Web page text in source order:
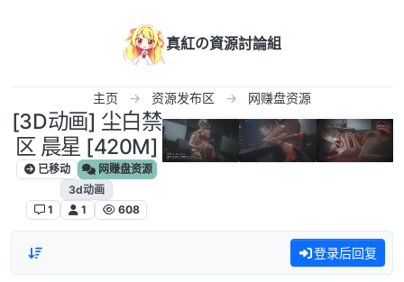
真紅の資源討論組
主页 资源发布区 网赚盘资源
[3D动画] 尘白禁
区 晨星 [420M]
已移动
网赚盘资源
3d动画
1
1 608
登录后回复